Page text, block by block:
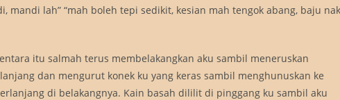
mandi lah” “mah boleh tepi sedikit, kesian mah tengok abang, baju nak
itu salmah terus membelakangkan aku sambil meneruskan
dan mengurut konek ku yang keras sambil menghunuskan ke
di belakangnya. Kain basah dililit di pinggang ku sambil aku